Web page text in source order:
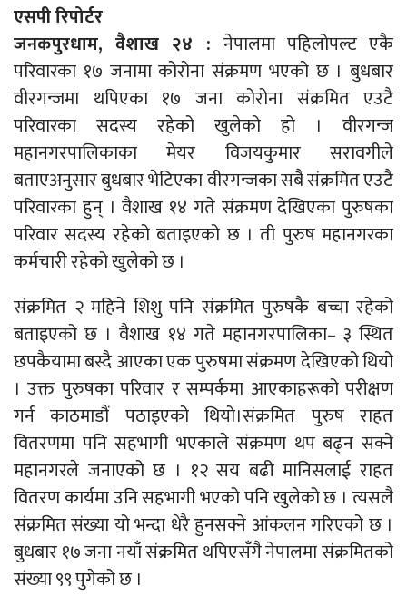
एसपी रिपोर्टर
जनकपुरधाम, वैशाख २४ : नेपालमा पहिलोपल्ट एकै
परिवारका १७ जनामा कोरोना संक्रमण भएको छ । बुधबार
वीरगन्जमा थपिएका १७ जना कोरोना संक्रमित एउटै
परिवारका सदस्य रहेको खुलेको हो । वीरगन्ज
महानगरपालिकाका मेयर विजयकुमार सरावगीले
बताएअनुसार बुधबार भेटिएका वीरगन्जका सबै संक्रमित एउटै
परिवारका हुन् । वैशाख १४ गते संक्रमण देखिएका पुरुषका
परिवार सदस्य रहेको बताइएको छ । ती पुरुष महानगरका
कर्मचारी रहेको खुलेको छ ।
संक्रमित २ महिने शिशु पनि संक्रमित पुरुषकै बच्चा रहेको
बताइएको छ । वैशाख १४ गते महानगरपालिका– ३ स्थित
छपकैयामा बस्दै आएका एक पुरुषमा संक्रमण देखिएको थियो
। उक्त पुरुषका परिवार र सम्पर्कमा आएकाहरूको परीक्षण
गर्न काठमाडौं पठाइएको थियो।संक्रमित पुरुष राहत
वितरणमा पनि सहभागी भएकाले संक्रमण थप बढ्न सक्ने
महानगरले जनाएको छ । १२ सय बढी मानिसलाई राहत
वितरण कार्यमा उनि सहभागी भएको पनि खुलेको छ । त्यसलै
संक्रमित संख्या यो भन्दा धेरै हुनसक्ने आंकलन गरिएको छ ।
बुधबार १७ जना नयाँ संक्रमित थपिएसँगै नेपालमा संक्रमितको
संख्या ९९ पुगेको छ ।